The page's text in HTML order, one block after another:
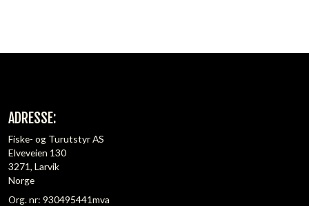
ADRESSE:
Fiske- og Turutstyr AS
Elveveien 130
3271, Larvik
Norge
Org. nr: 930495441mva